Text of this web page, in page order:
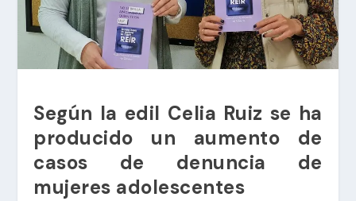
Según la edil Celia Ruiz se ha
producido un aumento de
casos de denuncia de
mujeres adolescentes